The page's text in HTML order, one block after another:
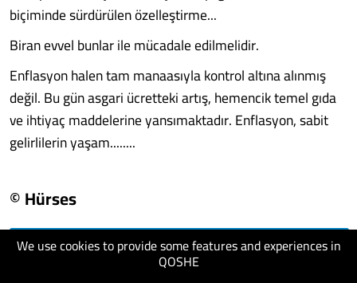
We use cookies to provide some features and experiences in
QOSHE
biçiminde sürdürülen özelleştirme...
Biran evvel bunlar ile mücadale edilmelidir.
Enflasyon halen tam manaasıyla kontrol altına alınmış
değil. Bu gün asgari ücretteki artış, hemencik temel gıda
ve ihtiyaç maddelerine yansımaktadır. Enflasyon, sabit
gelirlilerin yaşam........
© Hürses
visit website